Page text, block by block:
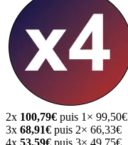
2x 100,79€ puis 1× 99,50€
3x 68,91€ puis 2× 66,33€
4x 53,59€ puis 3× 49,75€